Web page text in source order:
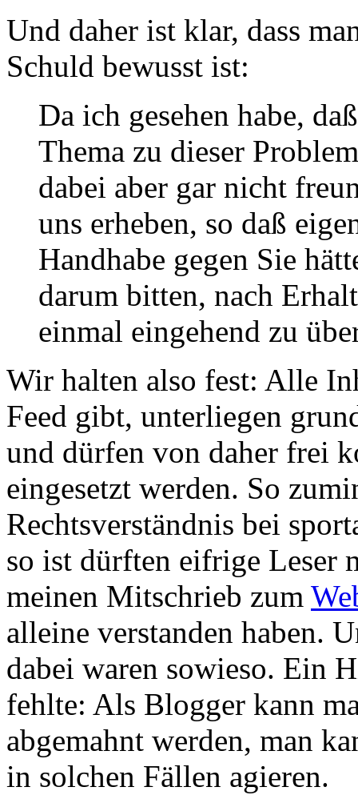
Und daher ist klar, dass
Schuld bewusst ist:
Da ich gesehen habe,
Thema zu dieser
dabei aber gar nicht
uns erheben, so daß
Handhabe gegen Sie
darum bitten, nach
einmal eingehend zu
Wir halten also fest: Alle
Feed gibt, unterliegen
und dürfen von daher frei
eingesetzt werden. So
Rechtsverständnis bei
so ist dürften eifrige Leser
meinen Mitschrieb zum
alleine verstanden haben.
dabei waren sowieso. Ein
fehlte: Als Blogger kann
abgemahnt werden, man
in solchen Fällen agieren.